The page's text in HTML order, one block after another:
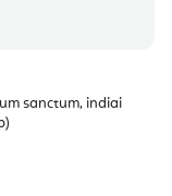
sanctum, indiai